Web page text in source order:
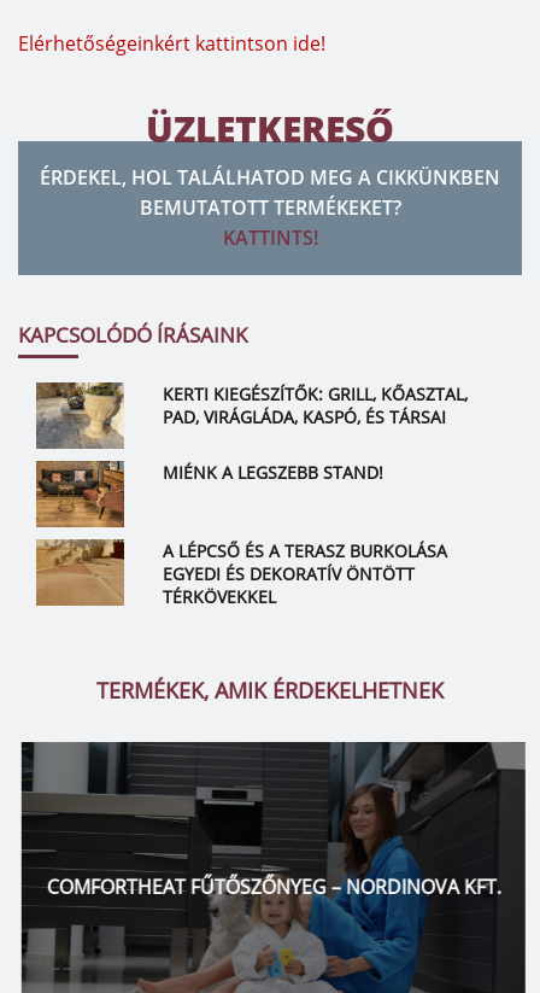
Elérhetőségeinkért kattintson ide!
ÜZLETKERESŐ
ÉRDEKEL, HOL TALÁLHATOD MEG A CIKKÜNKBEN
BEMUTATOTT TERMÉKEKET?
KATTINTS!
KAPCSOLÓDÓ ÍRÁSAINK
KERTI KIEGÉSZÍTŐK: GRILL, KŐASZTAL,
PAD, VIRÁGLÁDA, KASPÓ, ÉS TÁRSAI
MIÉNK A LEGSZEBB STAND!
A LÉPCSŐ ÉS A TERASZ BURKOLÁSA
EGYEDI ÉS DEKORATÍV ÖNTÖTT
TÉRKÖVEKKEL
TERMÉKEK, AMIK ÉRDEKELHETNEK
COMFORTHEAT FŰTŐSZŐNYEG – NORDINOVA KFT.